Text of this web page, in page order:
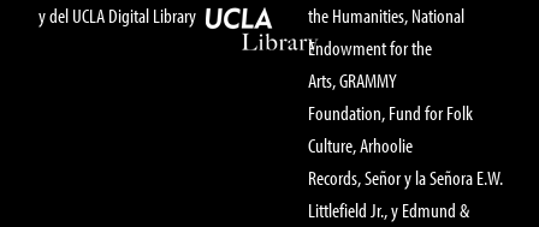
y del UCLA Digital Library
the Humanities, National
Endowment for the
Arts, GRAMMY
Foundation, Fund for Folk
Culture, Arhoolie
Records, Señor y la Señora E.W.
Littlefield Jr., y Edmund &